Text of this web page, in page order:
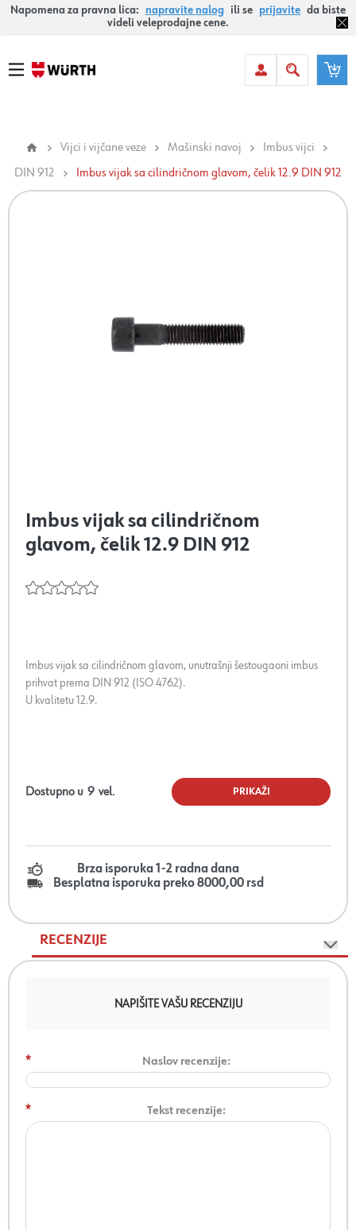
Napomena za pravna lica: napravite nalog ili se prijavite da biste
videli veleprodajne cene.
Vijci i vijčane veze Mašinski navoj
Imbus vijci
DIN 912
Imbus vijak sa cilindričnom glavom, čelik 12.9 DIN 912
Imbus vijak sa cilindričnom
glavom, čelik 12.9 DIN 912
Imbus vijak sa cilindričnom glavom, unutrašnji šestougaoni imbus
prihvat prema DIN 912 (ISO 4762).
U kvalitetu 12.9.
Dostupno u 9 vel. PRIKAŽI
Brza isporuka 1-2 radna dana
Besplatna isporuka preko 8000,00 rsd
RECENZIJE
NAPIŠITE VAŠU RECENZIJU
Naslov recenzije:
*
Tekst recenzije:
*